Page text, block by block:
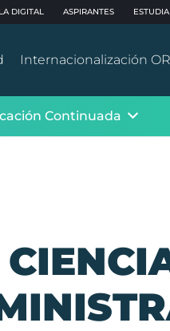
DIGITAL ASPIRANTES
Internacionalización
Continuada